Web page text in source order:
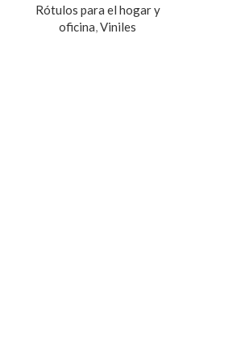
Rótulos para el hogar y
oficina,Viniles